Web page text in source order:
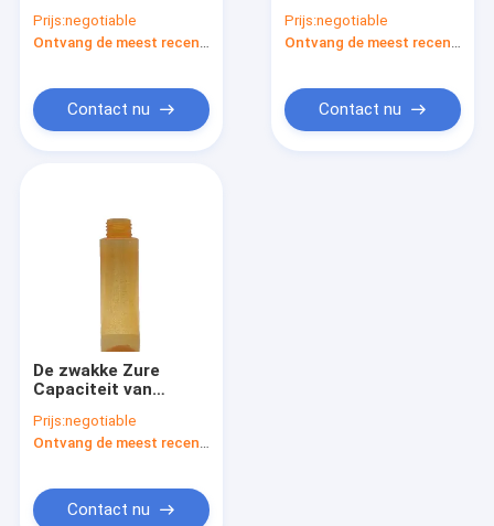
HUISDIEREN
Kosmetische
Prijs:negotiable
Contact nu
Flessen 250ml voor
Shampoo OEM/ODM
Prijs:negotiable
Contact nu
De zwakke Zure
Capaciteit van
Geurloze Mini Plastic
Flessen 80ml
Prijs:negotiable
Contact nu